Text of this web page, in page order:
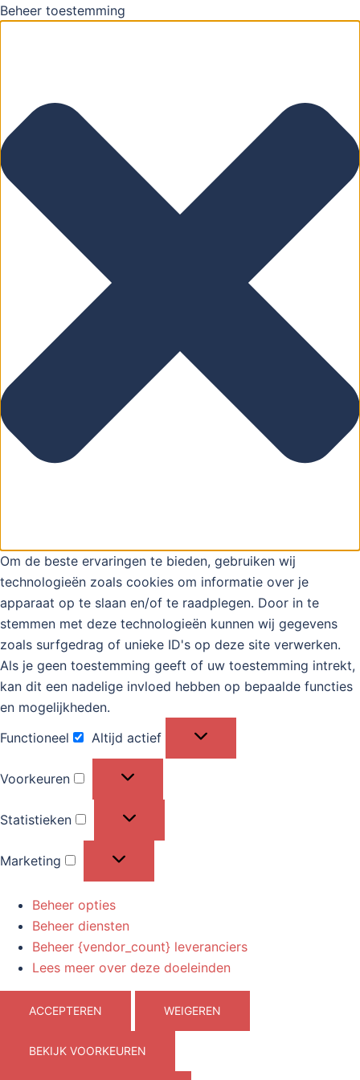
Beheer toestemming
Om de beste ervaringen te bieden, gebruiken wij
technologieën zoals cookies om informatie over je
apparaat op te slaan en/of te raadplegen. Door in te
stemmen met deze technologieën kunnen wij gegevens
zoals surfgedrag of unieke ID's op deze site verwerken.
Als je geen toestemming geeft of uw toestemming intrekt,
kan dit een nadelige invloed hebben op bepaalde functies
en mogelijkheden.
Functioneel
Functioneel
Altijd actief
Voorkeuren
Statistieken
Marketing
Beheer opties
Beheer diensten
Beheer {vendor_count} leveranciers
Lees meer over deze doeleinden
ACCEPTEREN WEIGEREN
BEKIJK VOORKEUREN